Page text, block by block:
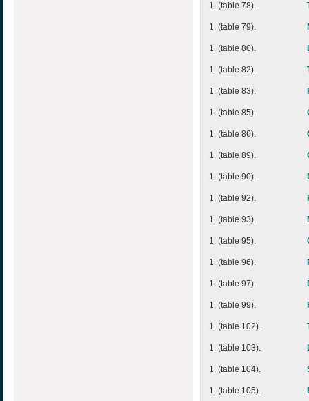
1. (table 78).
1. (table 79).
1. (table 80).
1. (table 82).
1. (table 83).
1. (table 85).
1. (table 86).
1. (table 89).
1. (table 90).
1. (table 92).
1. (table 93).
1. (table 95).
1. (table 96).
1. (table 97).
1. (table 99).
1. (table 102).
1. (table 103).
1. (table 104).
1. (table 105).